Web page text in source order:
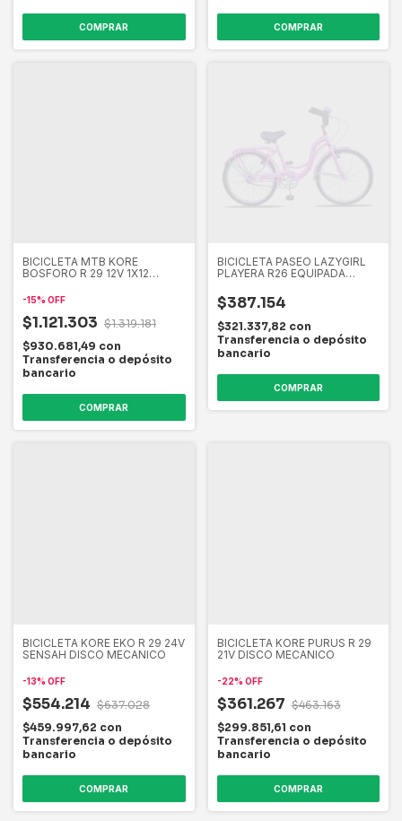
COMPRAR COMPRAR
BICICLETA MTB KORE
BOSFORO R 29 12V 1X12
-15% OFF
$1.121.303 $1.319.181
$930.681,49 con
Transferencia o depósito
bancario
COMPRAR
BICICLETA PASEO LAZYGIRL
PLAYERA R26 EQUIPADA
$387.154
$321.337,82 con
Transferencia o depósito
bancario
COMPRAR
BICICLETA KORE EKO R 29 24V
SENSAH DISCO MECANICO
-13% OFF
$554.214 $637.028
$459.997,62 con
Transferencia o depósito
bancario
COMPRAR
BICICLETA KORE PURUS R 29
21V DISCO MECANICO
-22% OFF
$361.267 $463.163
$299.851,61 con
Transferencia o depósito
bancario
COMPRAR